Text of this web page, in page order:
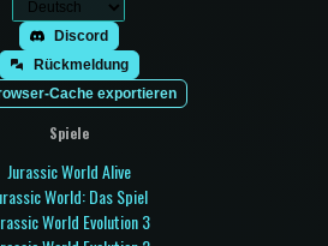
Discord
Rückmeldung
Cache exportieren
Spiele
Jurassic World Alive
World: Das Spiel
World Evolution 3